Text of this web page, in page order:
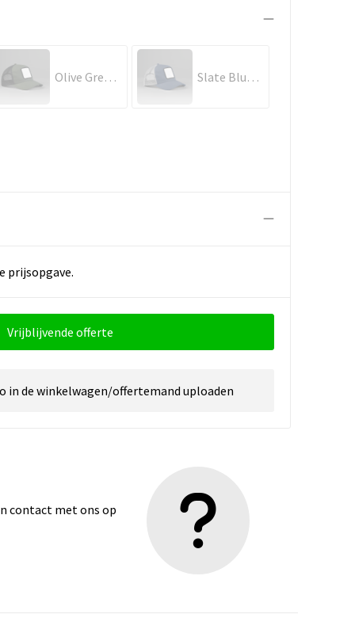
Olive Green/Black Slate Blue/Light Grey
prijsopgave.
Vrijblijvende offerte
in de winkelwagen/offertemand uploaden
contact met ons op